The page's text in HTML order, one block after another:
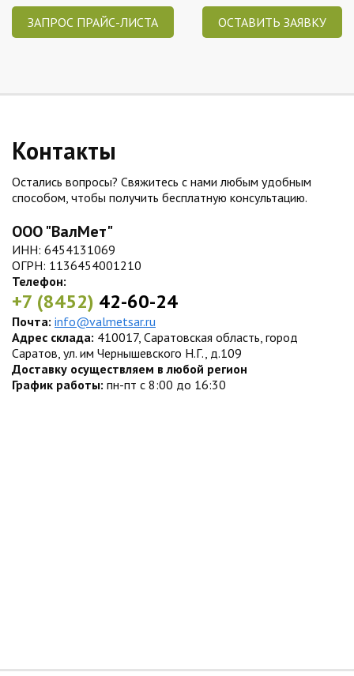
ЗАПРОС ПРАЙС-ЛИСТА ОСТАВИТЬ ЗАЯВКУ
Контакты
Остались вопросы? Свяжитесь с нами любым удобным
способом, чтобы получить бесплатную консультацию.
ООО "ВалМет"
ИНН: 6454131069
ОГРН: 1136454001210
Телефон:
+7 (8452) 42-60-24
Почта: info@valmetsar.ru
Адрес склада: 410017, Саратовская область, город
Саратов, ул. им Чернышевского Н.Г., д.109
Доставку осуществляем в любой регион
График работы: пн-пт с 8:00 до 16:30